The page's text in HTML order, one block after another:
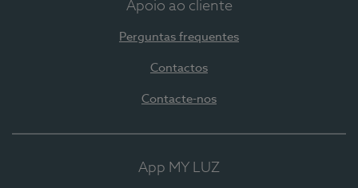
Apoio ao cliente
Perguntas frequentes
Contactos
Contacte-nos
App MY LUZ